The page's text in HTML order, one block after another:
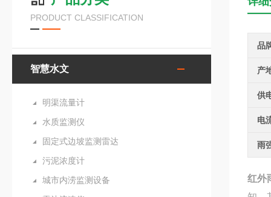
PRODUCT CLASSIFICATION
智慧水文
明渠流量计
水质监测仪
固定式边坡监测雷达
污泥浓度计
城市内涝监测设备
品
产
供
电
雨
红外